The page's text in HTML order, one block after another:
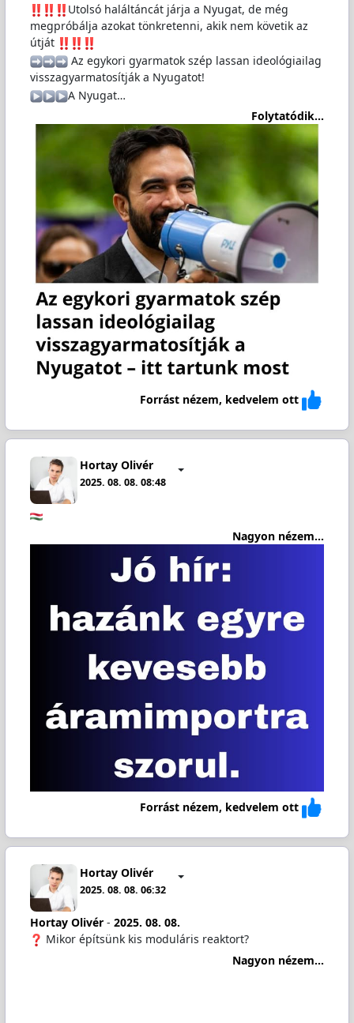
️Utolsó haláltáncát járja a Nyugat, de még
megpróbálja azokat tönkretenni, akik nem követik az
útját
️ Az egykori gyarmatok szép lassan ideológiailag
visszagyarmatosítják a Nyugatot!
️A Nyugat…
Folytatódik...
Forrást nézem, kedvelem ott
Hortay Olivér
2025. 08. 08. 08:48
Nagyon nézem...
Forrást nézem, kedvelem ott
Hortay Olivér
2025. 08. 08. 06:32
Hortay Olivér- 2025. 08. 08.
Mikor építsünk kis moduláris reaktort?
Nagyon nézem...